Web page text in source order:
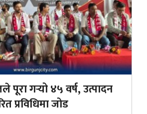
पूरा गर्‍यो ४५ वर्ष, उत्पादन
प्रविधिमा जोड